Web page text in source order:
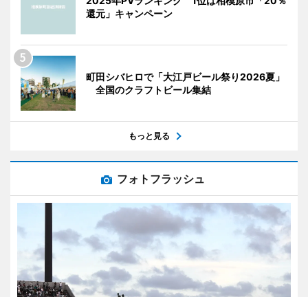
還元」キャンペーン
町田シバヒロで「大江戸ビール祭り2026夏」
全国のクラフトビール集結
もっと見る
フォトフラッシュ